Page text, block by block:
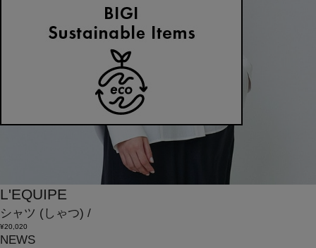
L'EQUIPE
シャツ (しゃつ) /
¥20,020
NEWS